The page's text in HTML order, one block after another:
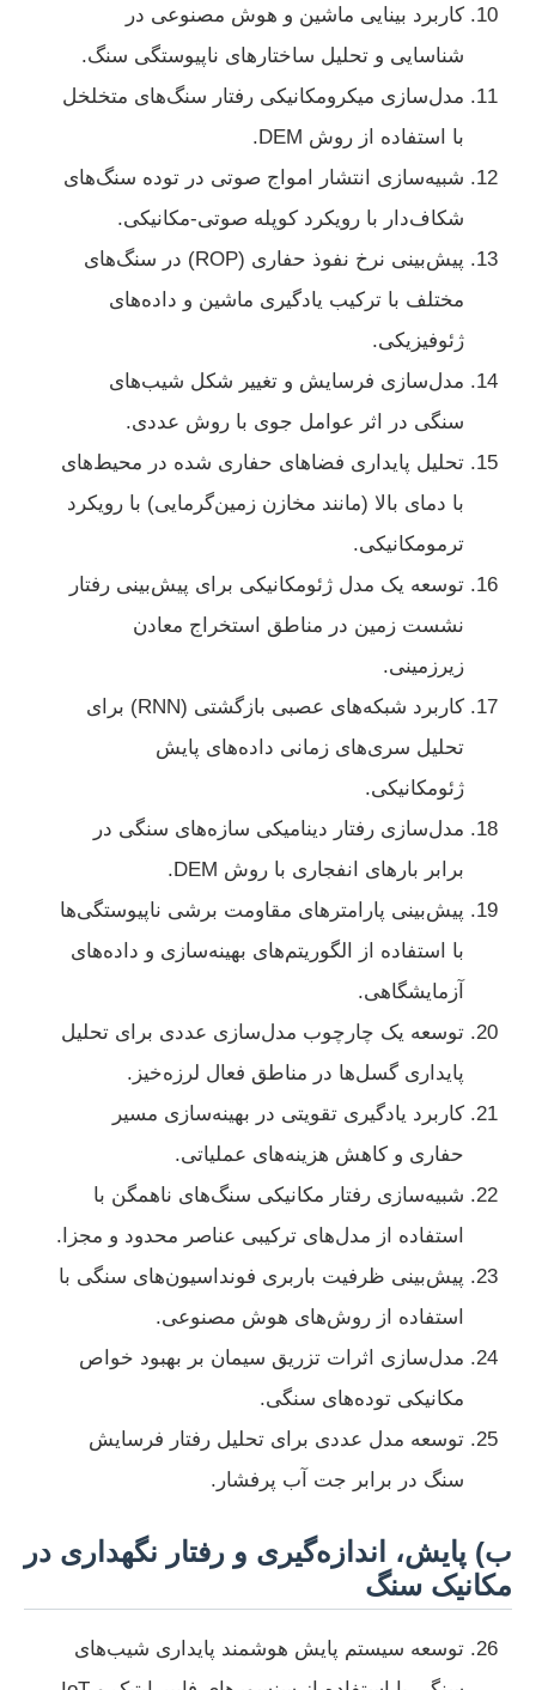
کاربرد بینایی ماشین و هوش مصنوعی در
شناسایی و تحلیل ساختارهای ناپیوستگی سنگ.
مدل‌سازی میکرومکانیکی رفتار سنگ‌های متخلخل
با استفاده از روش DEM.
شبیه‌سازی انتشار امواج صوتی در توده سنگ‌های
شکاف‌دار با رویکرد کوپله صوتی-مکانیکی.
پیش‌بینی نرخ نفوذ حفاری (ROP) در سنگ‌های
مختلف با ترکیب یادگیری ماشین و داده‌های
ژئوفیزیکی.
مدل‌سازی فرسایش و تغییر شکل شیب‌های
سنگی در اثر عوامل جوی با روش عددی.
تحلیل پایداری فضاهای حفاری شده در محیط‌های
با دمای بالا (مانند مخازن زمین‌گرمایی) با رویکرد
ترمومکانیکی.
توسعه یک مدل ژئومکانیکی برای پیش‌بینی رفتار
نشست زمین در مناطق استخراج معادن
زیرزمینی.
کاربرد شبکه‌های عصبی بازگشتی (RNN) برای
تحلیل سری‌های زمانی داده‌های پایش
ژئومکانیکی.
مدل‌سازی رفتار دینامیکی سازه‌های سنگی در
برابر بارهای انفجاری با روش DEM.
پیش‌بینی پارامترهای مقاومت برشی ناپیوستگی‌ها
با استفاده از الگوریتم‌های بهینه‌سازی و داده‌های
آزمایشگاهی.
توسعه یک چارچوب مدل‌سازی عددی برای تحلیل
پایداری گسل‌ها در مناطق فعال لرزه‌خیز.
کاربرد یادگیری تقویتی در بهینه‌سازی مسیر
حفاری و کاهش هزینه‌های عملیاتی.
شبیه‌سازی رفتار مکانیکی سنگ‌های ناهمگن با
استفاده از مدل‌های ترکیبی عناصر محدود و مجزا.
پیش‌بینی ظرفیت باربری فونداسیون‌های سنگی با
استفاده از روش‌های هوش مصنوعی.
مدل‌سازی اثرات تزریق سیمان بر بهبود خواص
مکانیکی توده‌های سنگی.
توسعه مدل عددی برای تحلیل رفتار فرسایش
سنگ در برابر جت آب پرفشار.
ب) پایش، اندازه‌گیری و رفتار نگهداری در
مکانیک سنگ
توسعه سیستم پایش هوشمند پایداری شیب‌های